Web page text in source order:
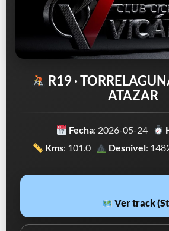
R19 ·
ATAZAR
Fecha: 2026-05-24
Kms: 101.0 Desnivel:
Ver track